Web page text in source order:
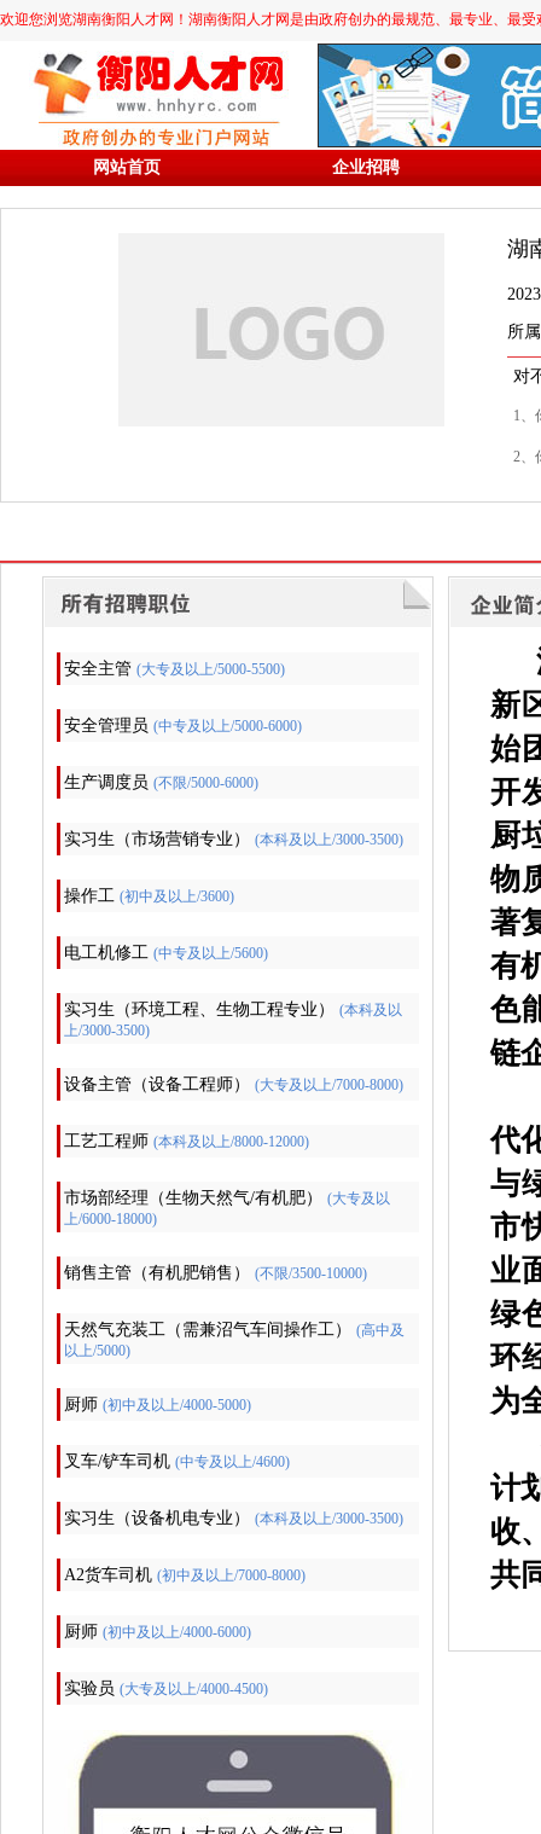
欢迎您浏览湖南衡阳人才网！湖南衡阳人才网是由政府创办的最规范、最专业、最
网站首页 企业招聘
湖
所
对
1、
2、
安全主管 (大专及以上/5000-5500)
安全管理员 (中专及以上/5000-6000)
生产调度员 (不限/5000-6000)
实习生（市场营销专业） (本科及以上/3000-3500)
操作工 (初中及以上/3600)
电工机修工 (中专及以上/5600)
实习生（环境工程、生物工程专业）
(本科及以
上/3000-3500)
设备主管（设备工程师） (大专及以上/7000-8000)
工艺工程师 (本科及以上/8000-12000)
市场部经理（生物天然气/有机肥）
(大专及以
上/6000-18000)
销售主管（有机肥销售） (不限/3500-10000)
天然气充装工（需兼沼气车间操作工）
(高中及
以上/5000)
厨师 (初中及以上/4000-5000)
叉车/铲车司机 (中专及以上/4600)
实习生（设备机电专业） (本科及以上/3000-3500)
A2货车司机 (初中及以上/7000-8000)
厨师 (初中及以上/4000-6000)
实验员 (大专及以上/4000-4500)
新
始
开
厨
物
著
有
色
链
代
与
市
业
绿
环
为
计
收
共